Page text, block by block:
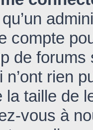
compte
de
n’ont rien
la taille de
vous à